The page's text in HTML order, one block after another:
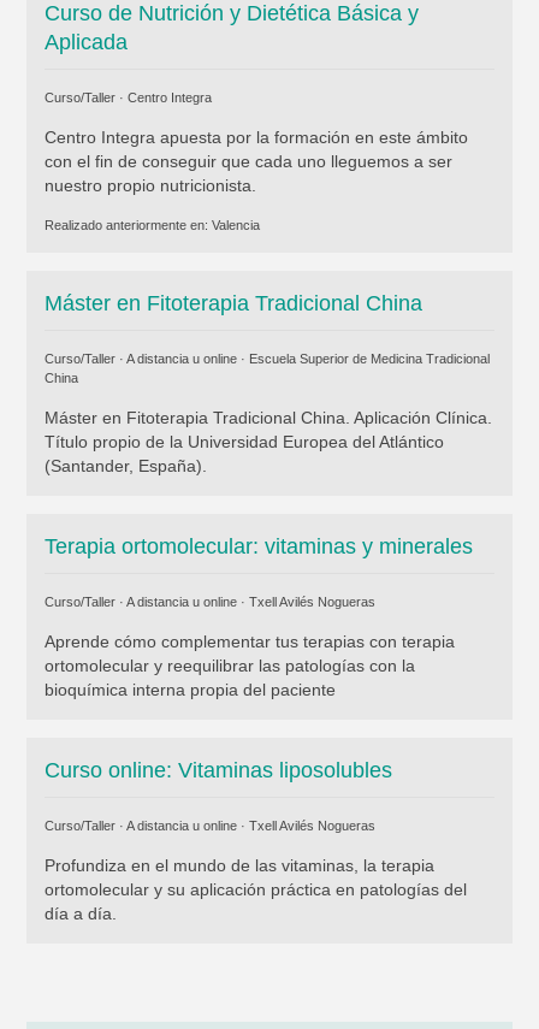
Curso de Nutrición y Dietética Básica y
Aplicada
Curso/Taller · Centro Integra
Centro Integra apuesta por la formación en este ámbito
con el fin de conseguir que cada uno lleguemos a ser
nuestro propio nutricionista.
Realizado anteriormente en: Valencia
Máster en Fitoterapia Tradicional China
Curso/Taller · A distancia u online · Escuela Superior de Medicina Tradicional
China
Máster en Fitoterapia Tradicional China. Aplicación Clínica.
Título propio de la Universidad Europea del Atlántico
(Santander, España).
Terapia ortomolecular: vitaminas y minerales
Curso/Taller · A distancia u online · Txell Avilés Nogueras
Aprende cómo complementar tus terapias con terapia
ortomolecular y reequilibrar las patologías con la
bioquímica interna propia del paciente
Curso online: Vitaminas liposolubles
Curso/Taller · A distancia u online · Txell Avilés Nogueras
Profundiza en el mundo de las vitaminas, la terapia
ortomolecular y su aplicación práctica en patologías del
día a día.